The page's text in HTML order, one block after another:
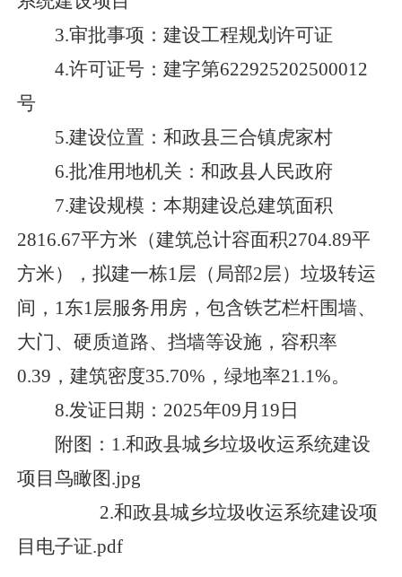
3.审批事项：建设工程规划许可证
4.许可证号：建字第622925202500012
号
5.建设位置：和政县三合镇虎家村
6.批准用地机关：和政县人民政府
7.建设规模 ：本期建设总建筑面积
2816.67平方米（建筑总计容面积2704.89平
方米），拟建一栋1层（局部2层）垃圾转运
间，1东1层服务用房，包含铁艺栏杆围墙、
大门、硬质道路、挡墙等设施，容积率
0.39，建筑密度35.70%，绿地率21.1%。
8.发证日期 ： 2025年09月19日
附图： 1.和政县城乡垃圾收运系统建设
项目鸟瞰图.jpg
2.和政县城乡垃圾收运系统建设项
目电子证.pdf